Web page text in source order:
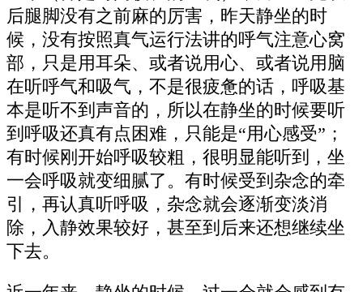
后腿脚没有之前麻的厉害，昨天静坐的时
候，没有按照真气运行法讲的呼气注意心窝
部，只是用耳朵、或者说用心、或者说用脑
在听呼气和吸气，不是很疲惫的话，呼吸基
本是听不到声音的，所以在静坐的时候要听
到呼吸还真有点困难，只能是“用心感受”；
有时候刚开始呼吸较粗，很明显能听到，坐
一会呼吸就变细腻了。有时候受到杂念的牵
引，再认真听呼吸，杂念就会逐渐变淡消
除，入静效果较好，甚至到后来还想继续坐
下去。